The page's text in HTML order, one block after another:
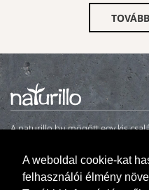
A weboldal cookie-kat
felhasználói élmény
A naturillo.hu mögött egy kis
felújításakor nem találtunk
magyar piacon. A neten fellelt
natúrfesték gyártó cégek közül